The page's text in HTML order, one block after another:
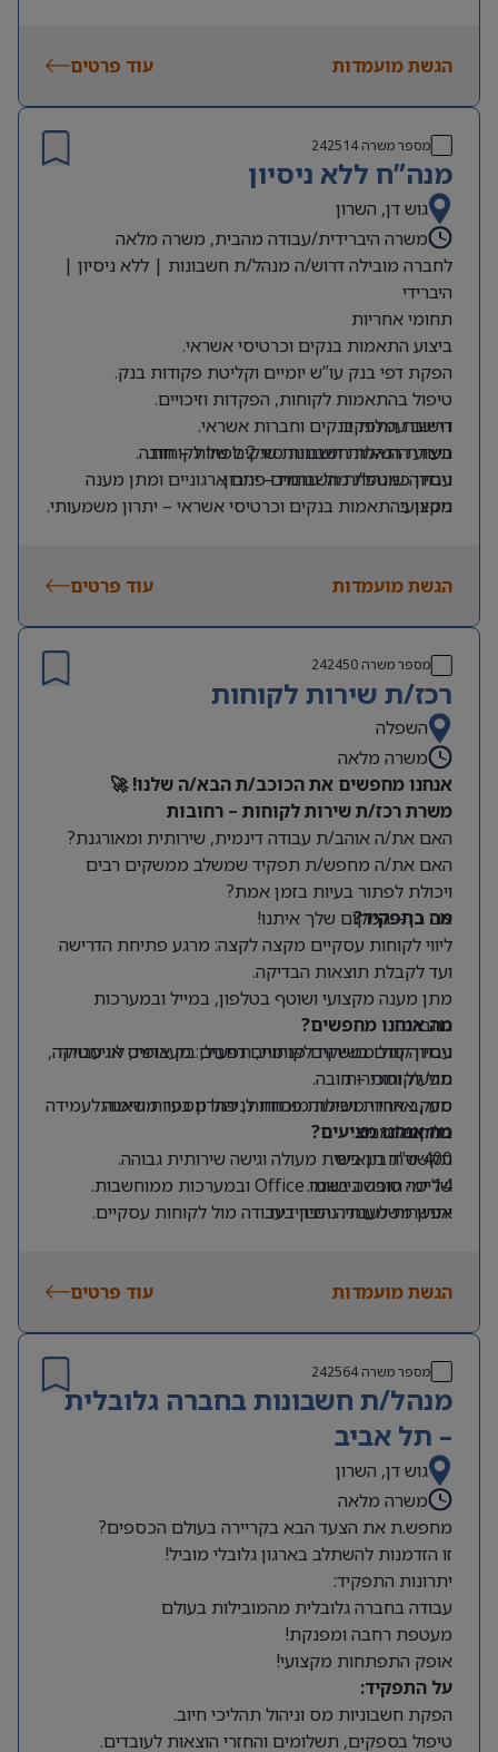
הגשת מועמדות
עוד פרטים
מספר משרה242514
מנה”ח ללא ניסיון
גוש דן, השרון
משרה היברידית/עבודה מהבית, משרה מלאה
לחברה מובילה דרוש/ה מנהל/ת חשבונות | ללא ניסיון |
היברידי
תחומי אחריות
ביצוע התאמות בנקים וכרטיסי אשראי.
הפקת דפי בנק עו”ש יומיים וקליטת פקודות בנק.
טיפול בהתאמות לקוחות, הפקדות וזיכויים.
רישום עמלות בנקים וחברות אשראי.
ביצוע התאמות חשבונות שיקים של לקוחות.
עבודה שוטפת מול גורמים פנים ארגוניים ומתן מענה
מקצועי.
דרישות התפקיד
תעודת הנהלת חשבונות סוג 2 לפחות – חובה.
ניסיון כמנהל/ת חשבונות – יתרון.
ניסיון בהתאמות בנקים וכרטיסי אשראי – יתרון משמעותי.
הגשת מועמדות
עוד פרטים
מספר משרה242450
רכז/ת שירות לקוחות
השפלה
משרה מלאה
אנחנו מחפשים את הכוכב/ת הבא/ה שלנו! 🚀
משרת רכז/ת שירות לקוחות – רחובות
האם את/ה אוהב/ת עבודה דינמית, שירותית ומאורגנת?
האם את/ה מחפש/ת תפקיד שמשלב ממשקים רבים
ויכולת לפתור בעיות בזמן אמת?
אם כן – המקום שלך איתנו!
מה בתפקיד?
ליווי לקוחות עסקיים מקצה לקצה: מרגע פתיחת הדרישה
ועד לקבלת תוצאות הבדיקה.
מתן מענה מקצועי ושוטף בטלפון, במייל ובמערכות
החברה.
עבודה מול ממשקים פנימיים רחבים: מעבדות, לוגיסטיקה,
תפעול ומכירות.
מעקב אחרי משימות פתוחות, פתרון בעיות ודאגה לעמידה
בלוחות זמנים.
מה אנחנו מחפשים?
ניסיון קודם בשירות לקוחות, תפעול, בק אופיס או עבודה
מול לקוחות – חובה.
סדר, אחריות ויכולת מוכחת לניהול מספר משימות
במקביל.
תקשורת בינאישית מעולה וגישה שירותית גבוהה.
שליטה טובה ביישומי Office ובמערכות ממוחשבות.
יתרון משמעותי:ניסיון בעבודה מול לקוחות עסקיים.
מה אנחנו מציעים?
400 ש”ח תן ביס.
14 ימי חופשה בשנה.
אפשרות לעבודה היברידית.
בשבוע עד 17:00). תורנות שישי אחת לחודש וחצי –הגשת מועמדות עוד פרטים
מספר משרה242564
מנהל/ת חשבונות בחברה גלובלית
– תל אביב
גוש דן, השרון
משרה מלאה
מחפש.ת את הצעד הבא בקריירה בעולם הכספים?
זו הזדמנות להשתלב בארגון גלובלי מוביל!
יתרונות התפקיד:
עבודה בחברה גלובלית מהמובילות בעולם
מעטפת רחבה ומפנקת!
אופק התפתחות מקצועי!
על התפקיד:
הפקת חשבוניות מס וניהול תהליכי חיוב.
טיפול בספקים, תשלומים והחזרי הוצאות לעובדים.